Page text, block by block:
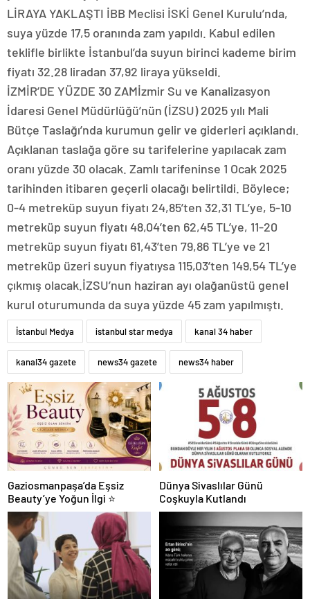
LİRAYA YAKLAŞTI İBB Meclisi İSKİ Genel Kurulu’nda,
suya yüzde 17,5 oranında zam yapıldı. Kabul edilen
teklifle birlikte İstanbul’da suyun birinci kademe birim
fiyatı 32.28 liradan 37,92 liraya yükseldi.
İZMİR’DE YÜZDE 30 ZAMİzmir Su ve Kanalizasyon
İdaresi Genel Müdürlüğü’nün (İZSU) 2025 yılı Mali
Bütçe Taslağı’nda kurumun gelir ve giderleri açıklandı.
Açıklanan taslağa göre su tarifelerine yapılacak zam
oranı yüzde 30 olacak. Zamlı tarifeninse 1 Ocak 2025
tarihinden itibaren geçerli olacağı belirtildi. Böylece;
0-4 metreküp suyun fiyatı 24,85’ten 32,31 TL’ye, 5-10
metreküp suyun fiyatı 48,04’ten 62,45 TL’ye, 11-20
metreküp suyun fiyatı 61,43’ten 79,86 TL’ye ve 21
metreküp üzeri suyun fiyatıysa 115,03’ten 149,54 TL’ye
çıkmış olacak.İZSU’nun haziran ayı olağanüstü genel
kurul oturumunda da suya yüzde 45 zam yapılmıştı.
İstanbul Medya istanbul star medya kanal 34 haber
kanal34 gazete news34 gazete news34 haber
Gaziosmanpaşa’da Eşsiz
Beauty’ye Yoğun İlgi ⭐
Dünya Sivaslılar Günü
Coşkuyla Kutlandı